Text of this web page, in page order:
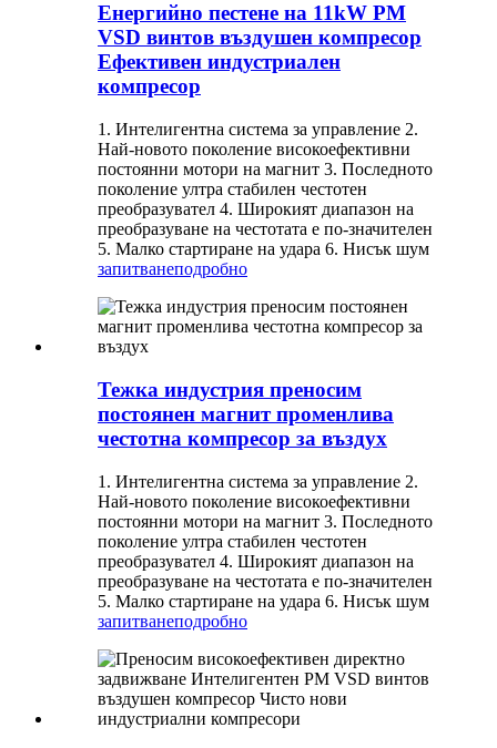
Енергийно пестене на 11kW PM
VSD винтов въздушен компресор
Ефективен индустриален
компресор
1. Интелигентна система за управление 2.
Най-новото поколение високоефективни
постоянни мотори на магнит 3. Последното
поколение ултра стабилен честотен
преобразувател 4. Широкият диапазон на
преобразуване на честотата е по-значителен
5. Малко стартиране на удара 6. Нисък шум
запитванеподробно
Тежка индустрия преносим
постоянен магнит променлива
честотна компресор за въздух
1. Интелигентна система за управление 2.
Най-новото поколение високоефективни
постоянни мотори на магнит 3. Последното
поколение ултра стабилен честотен
преобразувател 4. Широкият диапазон на
преобразуване на честотата е по-значителен
5. Малко стартиране на удара 6. Нисък шум
запитванеподробно